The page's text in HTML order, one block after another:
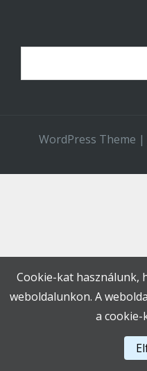
WordPress Theme |
Cookie-kat használunk,
weboldalunkon. A
a cookie-